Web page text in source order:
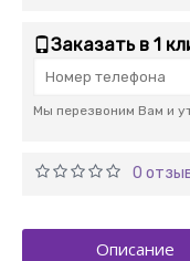
Заказать в 1
Мы перезвоним Вам и
0
Описание